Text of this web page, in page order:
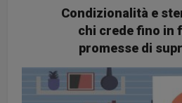
Condizionalità e
chi crede fino in
promesse di